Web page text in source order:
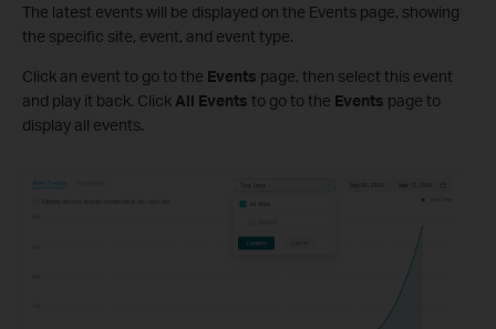
The latest events will be displayed on the Events page, showing
the specific site, event, and event type.
Click an event to go to the Events page, then select this event
and play it back. Click All Events to go to the Events page to
display all events.